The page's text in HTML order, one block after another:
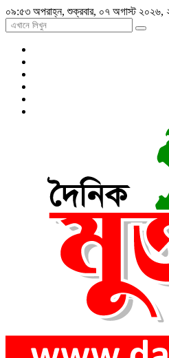
০৯:৫৩ অপরাহ্ন, শুক্রবার, ০৭ অগাস্ট ২০২৬,